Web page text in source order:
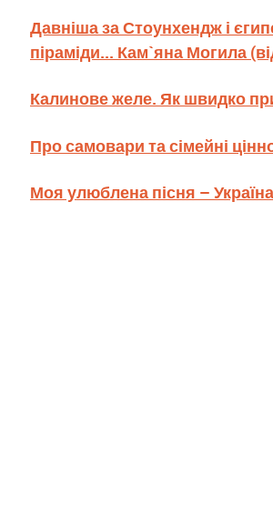
Давніша за Стоунхендж і
піраміди... Кам`яна Могила
Калинове желе. Як швидко
Про самовари та сімейні
Моя улюблена пісня – Україна